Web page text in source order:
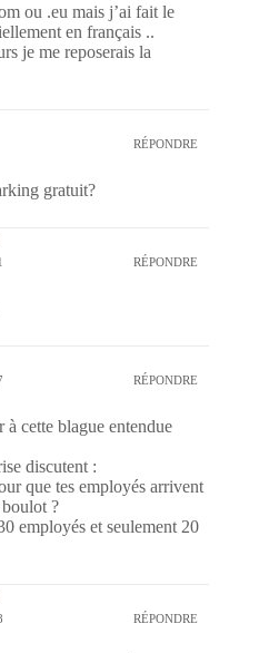
ou .eu mais j’ai fait le
en français ..
je me reposerais la
RÉPONDRE
gratuit?
RÉPONDRE
RÉPONDRE
à cette blague entendue
discutent :
que tes employés arrivent
?
employés et seulement 20
RÉPONDRE